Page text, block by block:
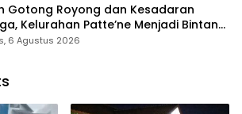
Gotong Royong dan Kesadaran
Kelurahan Patte’ne Menjadi Bintang
Award 2026
6 Agustus 2026